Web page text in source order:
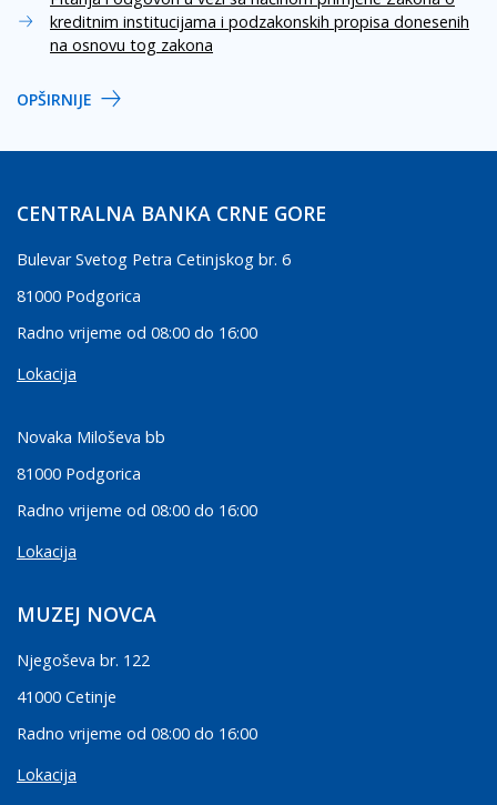
kreditnim institucijama i podzakonskih propisa donesenih
na osnovu tog zakona
OPŠIRNIJE
CENTRALNA BANKA CRNE GORE
Bulevar Svetog Petra Cetinjskog br. 6
81000 Podgorica
Radno vrijeme od 08:00 do 16:00
Lokacija
Novaka Miloševa bb
81000 Podgorica
Radno vrijeme od 08:00 do 16:00
Lokacija
MUZEJ NOVCA
Njegoševa br. 122
41000 Cetinje
Radno vrijeme od 08:00 do 16:00
Lokacija